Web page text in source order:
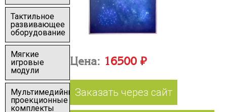
Тактильное
развивающее
оборудование
Мягкие
игровые
модули
Мультимедийные
проекционные
комплекты
Цена: 16500 ₽
Заказать через сайт